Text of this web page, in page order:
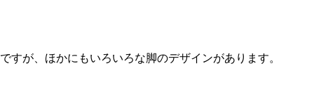
が、ほかにもいろいろな脚のデザインがあります。